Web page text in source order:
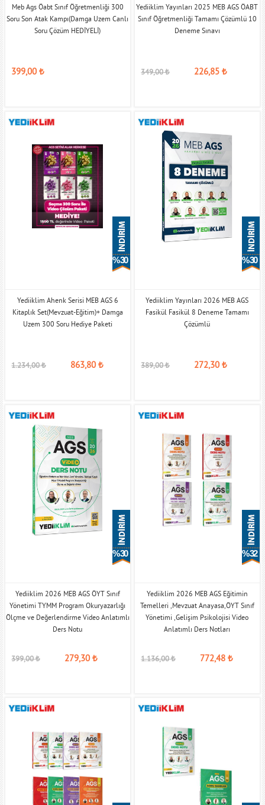
Meb Ags Öabt Sınıf Öğretmenliği 300
Soru Son Atak Kampı(Damga Uzem Canlı
Soru Çözüm HEDİYELİ)
399,00₺
Yediiklim Yayınları 2025 MEB AGS ÖABT
Sınıf Öğretmenliği Tamamı Çözümlü 10
Deneme Sınavı
349,00₺ 226,85 ₺
% 30
Yediiklim Ahenk Serisi MEB AGS 6
Kitaplık Set(Mevzuat-Eğitim)+ Damga
Uzem 300 Soru Hediye Paketi
1.234,00₺ 863,80₺
% 30
Yediiklim Yayınları 2026 MEB AGS
Fasikül Fasikül 8 Deneme Tamamı
Çözümlü
389,00₺ 272,30₺
% 30
Yediiklim 2026 MEB AGS ÖYT Sınıf
Yönetimi TYMM Program Okuryazarlığı
Ölçme ve Değerlendirme Video Anlatımlı
Ders Notu
399,00₺ 279,30₺
% 32
Yediiklim 2026 MEB AGS Eğitimin
Temelleri ,Mevzuat Anayasa,ÖYT Sınıf
Yönetimi ,Gelişim Psikolojisi Video
Anlatımlı Ders Notları
1.136,00₺ 772,48 ₺